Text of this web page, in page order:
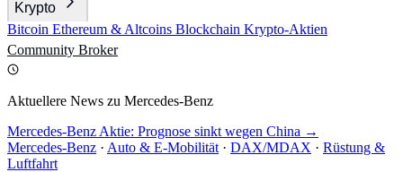
Krypto
Bitcoin Ethereum & Altcoins Blockchain Krypto-Aktien
Community Broker
Aktuellere News zu Mercedes-Benz
Mercedes-Benz Aktie: Prognose sinkt wegen China →
Mercedes-Benz · Auto & E-Mobilität · DAX/MDAX · Rüstung &
Luftfahrt